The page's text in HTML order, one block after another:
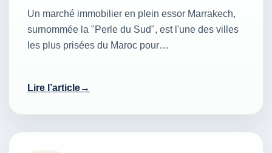
Un marché immobilier en plein essor Marrakech,
surnommée la "Perle du Sud", est l'une des villes
les plus prisées du Maroc pour…
Lire l’article